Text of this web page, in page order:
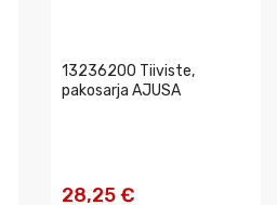
13236200 Tiiviste,
pakosarja AJUSA
28,25 €